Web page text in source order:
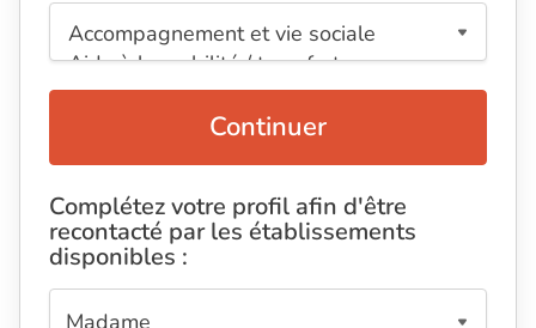
Continuer
Complétez votre profil afin d'être
recontacté par les établissements
disponibles :